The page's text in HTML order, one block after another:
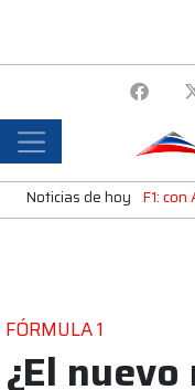
Noticias de hoy F1:
FÓRMULA 1
¿El